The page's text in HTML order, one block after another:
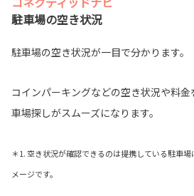
駐車場の空き状況
駐車場の空き状況が一目で分かります。
コインパーキングなどの空き状況や料
車場探しがスムーズになります。
＊1. 空き状況が確認できるのは提携している駐車
メージです。